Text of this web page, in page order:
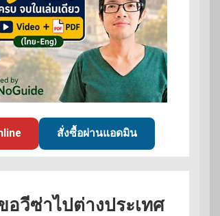
สั่งซื้อผ่านแอดมิน
อวีซ่าไปต่างประเทศ